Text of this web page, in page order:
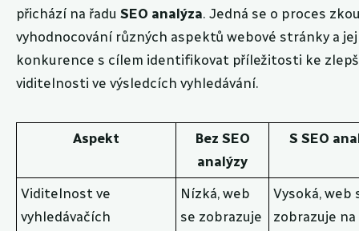
přichází na řadu SEO analýza. Jedná se o proces
vyhodnocování různých aspektů webové stránky a
konkurence s cílem identifikovat příležitosti ke
viditelnosti ve výsledcích vyhledávání.
Aspekt
Bez SEO
analýzy
S SEO
Viditelnost ve
vyhledávačích
Nízká, web
se zobrazuje
Vysoká, web
zobrazuje na